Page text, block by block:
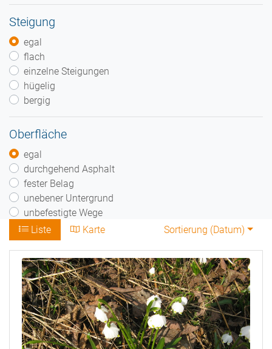
Steigung
egal
flach
einzelne Steigungen
hügelig
bergig
Oberfläche
egal
durchgehend Asphalt
fester Belag
unebener Untergrund
unbefestigte Wege
Liste
Karte Sortierung (Datum)